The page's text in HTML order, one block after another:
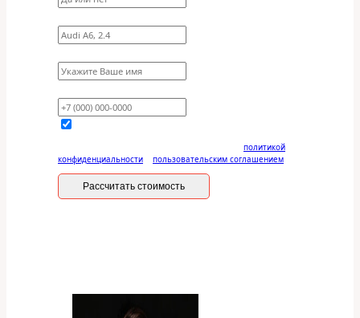
политикой
конфиденциальности
пользовательским соглашением
Рассчитать стоимость